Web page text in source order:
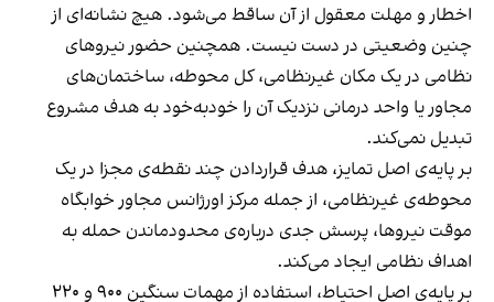
اخطار و مهلت معقول از آن ساقط می‌شود. هیچ نشانه‌ای از
چنین وضعیتی در دست نیست. همچنین حضور نیروهای
نظامی در یک مکان غیرنظامی، کل محوطه، ساختمان‌های
مجاور یا واحد درمانی نزدیک آن را خودبه‌خود به هدف مشروع
تبدیل نمی‌کند.
بر پایه‌ی اصل تمایز، هدف‌ قراردادن چند نقطه‌ی مجزا در یک
محوطه‌ی غیرنظامی، از جمله مرکز اورژانس مجاور خوابگاه
موقت نیروها، پرسش جدی درباره‌ی محدودماندن حمله به
اهداف نظامی ایجاد می‌کند.
بر پایه‌ی اصل احتیاط، استفاده از مهمات سنگین ۹۰۰ و ۲۲۰